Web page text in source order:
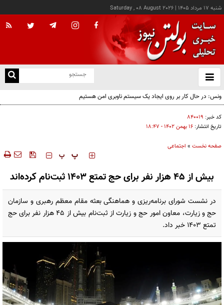
شنبه ۱۷ مرداد ۱۴۰۵ |
Saturday , 08 August 2026
باز
و
ونس: در حال کار بر روی ایجاد یک سیستم ناوبری امن هستیم
کد خبر: ۸۴۰۰۱۹
تاریخ انتشار: ۱۶ بهمن ۱۴۰۲ - ۱۸:۴۷
صفحه نخست » اجتماعی
‍‍‍ پ پ
بیش از 45 هزار نفر برای حج تمتع 1403 ثبت‌نام کرده‌اند
در نشست شورای برنامه‌ریزی و هماهنگی بعثه مقام معظم رهبری و سازمان
حج و زیارت، معاون امور حج و زیارت از ثبت‌نام بیش از 45 هزار نفر برای حج
تمتع 1403 خبر داد.